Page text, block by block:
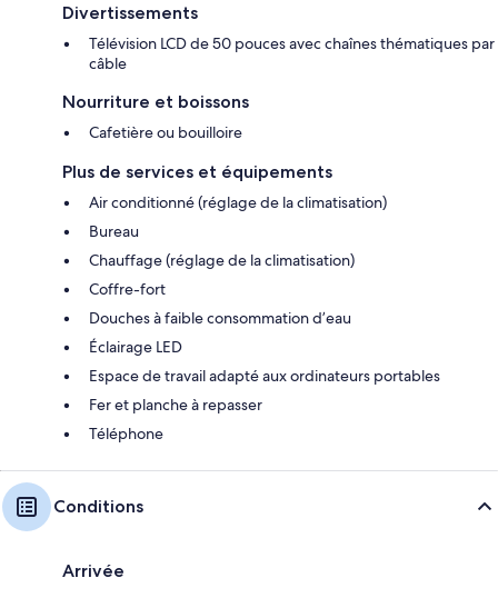
Divertissements
Télévision LCD de 50 pouces avec chaînes thématiques par
câble
Nourriture et boissons
Cafetière ou bouilloire
Plus de services et équipements
Air conditionné (réglage de la climatisation)
Bureau
Chauffage (réglage de la climatisation)
Coffre-fort
Douches à faible consommation d’eau
Éclairage LED
Espace de travail adapté aux ordinateurs portables
Fer et planche à repasser
Téléphone
Conditions
Arrivée